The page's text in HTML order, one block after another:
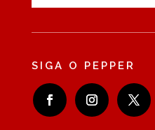
SIGA O PEPPER